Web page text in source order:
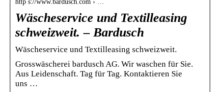
http s://www.bardusch.com › …
Wäscheservice und Textilleasing
schweizweit. – Bardusch
Wäscheservice und Textilleasing schweizweit.
Grosswäscherei bardusch AG. Wir waschen für Sie.
Aus Leidenschaft. Tag für Tag. Kontaktieren Sie
uns …